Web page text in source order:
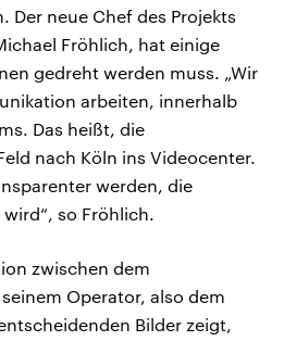
Der neue Chef des Projekts
Fröhlich, hat einige
gedreht werden muss. „Wir
arbeiten, innerhalb
Das heißt, die
nach Köln ins Videocenter.
werden, die
so Fröhlich.
zwischen dem
Operator, also dem
Bilder zeigt,